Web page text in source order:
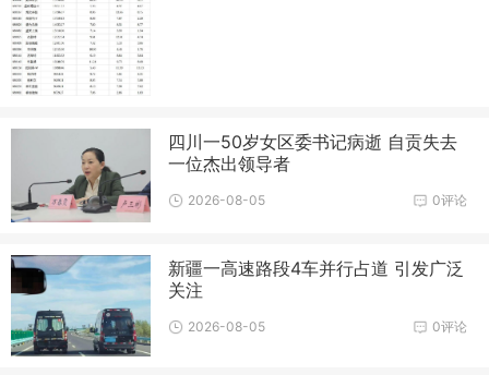
四川一50岁女区委书记病逝 自贡失去
一位杰出领导者
0评论
2026-08-05
新疆一高速路段4车并行占道 引发广泛
关注
0评论
2026-08-05